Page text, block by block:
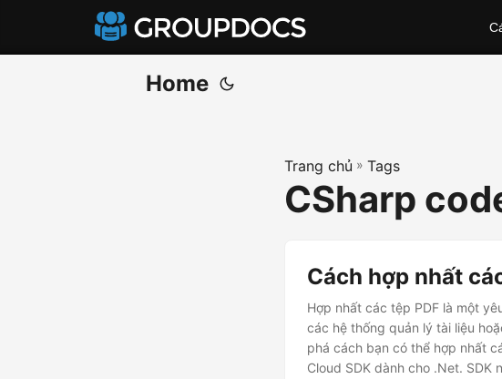
Home
Trang chủ » Tags
CSharp
Cách hợp nhất
Hợp nhất các tệp PDF là một
các hệ thống quản lý tài liệu
phá cách bạn có thể hợp nhất
Cloud SDK dành cho .Net.